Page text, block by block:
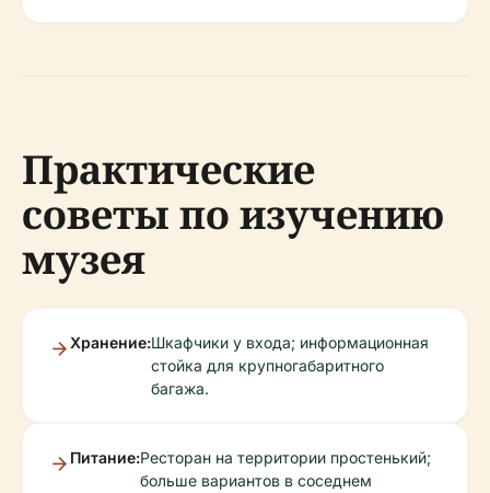
Практические
советы по изучению
музея
Хранение:Шкафчики у входа; информационная
стойка для крупногабаритного
багажа.
Питание:Ресторан на территории простенький;
больше вариантов в соседнем